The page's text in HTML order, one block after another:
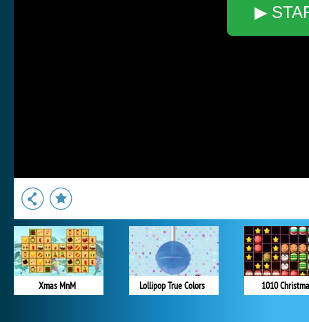
▶
Xmas MnM Lollipop True Colors 1010